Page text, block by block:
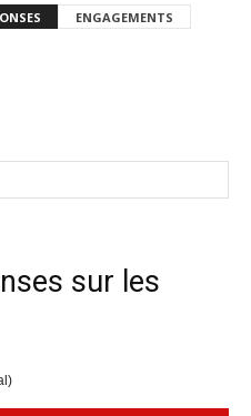
ENGAGEMENTS
sur les